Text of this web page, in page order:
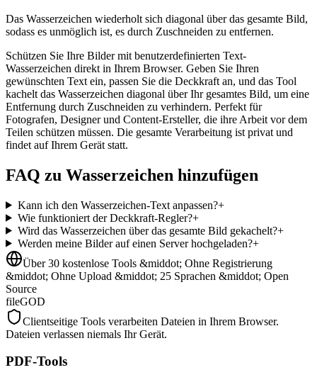
Das Wasserzeichen wiederholt sich diagonal über das gesamte Bild,
sodass es unmöglich ist, es durch Zuschneiden zu entfernen.
Schützen Sie Ihre Bilder mit benutzerdefinierten Text-
Wasserzeichen direkt in Ihrem Browser. Geben Sie Ihren
gewünschten Text ein, passen Sie die Deckkraft an, und das Tool
kachelt das Wasserzeichen diagonal über Ihr gesamtes Bild, um eine
Entfernung durch Zuschneiden zu verhindern. Perfekt für
Fotografen, Designer und Content-Ersteller, die ihre Arbeit vor dem
Teilen schützen müssen. Die gesamte Verarbeitung ist privat und
findet auf Ihrem Gerät statt.
FAQ zu Wasserzeichen hinzufügen
Kann ich den Wasserzeichen-Text anpassen?+
Wie funktioniert der Deckkraft-Regler?+
Wird das Wasserzeichen über das gesamte Bild gekachelt?+
Werden meine Bilder auf einen Server hochgeladen?+
Über 30 kostenlose Tools &middot; Ohne Registrierung
&middot; Ohne Upload &middot; 25 Sprachen &middot; Open
Source
fileGOD
Clientseitige Tools verarbeiten Dateien in Ihrem Browser.
Dateien verlassen niemals Ihr Gerät.
PDF-Tools